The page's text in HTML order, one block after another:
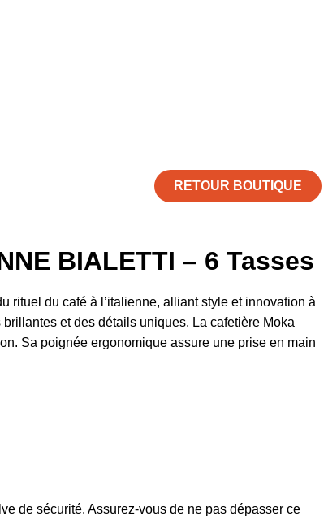
RETOUR BOUTIQUE
BIALETTI – 6 Tasses
rituel du café à l’italienne, alliant style et innovation à
et des détails uniques. La cafetière Moka
Sa poignée ergonomique assure une prise en main
de sécurité. Assurez-vous de ne pas dépasser ce